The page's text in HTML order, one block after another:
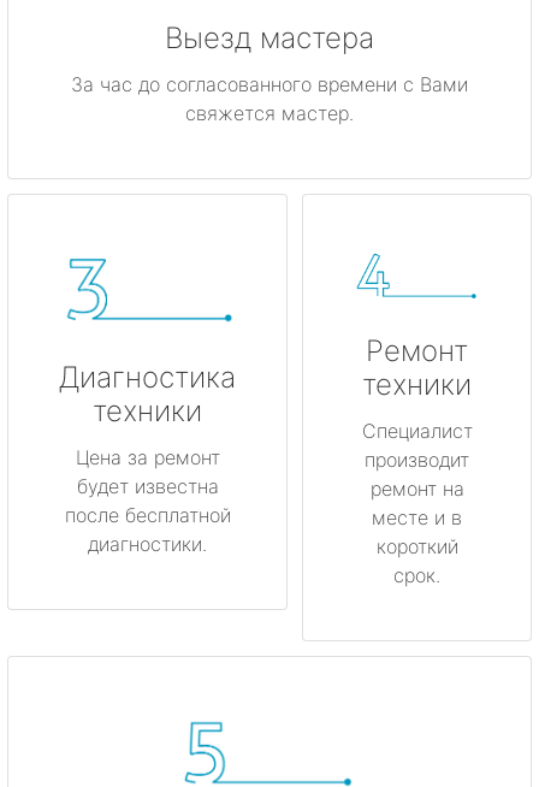
Выезд мастера
За час до согласованного времени с Вами
свяжется мастер.
Диагностика
техники
Цена за ремонт
будет известна
после бесплатной
диагностики.
Ремонт
техники
Специалист
производит
ремонт на
месте и в
короткий
срок.